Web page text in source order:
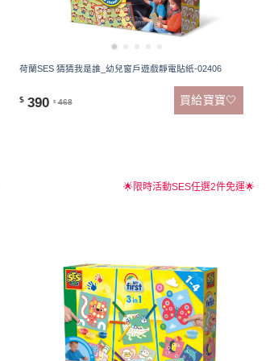
荷蘭SES 猜猜我是誰_幼兒窗戶遊戲靜電貼紙-02406
$ 390 $ 468 買給寶寶🤍
🌟限時活動SES任選2件免運🌟